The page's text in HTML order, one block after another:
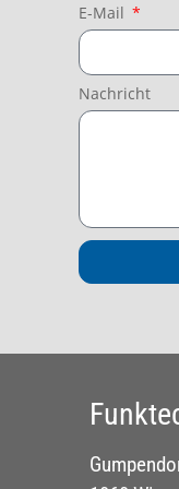
E-Mail
Nachricht